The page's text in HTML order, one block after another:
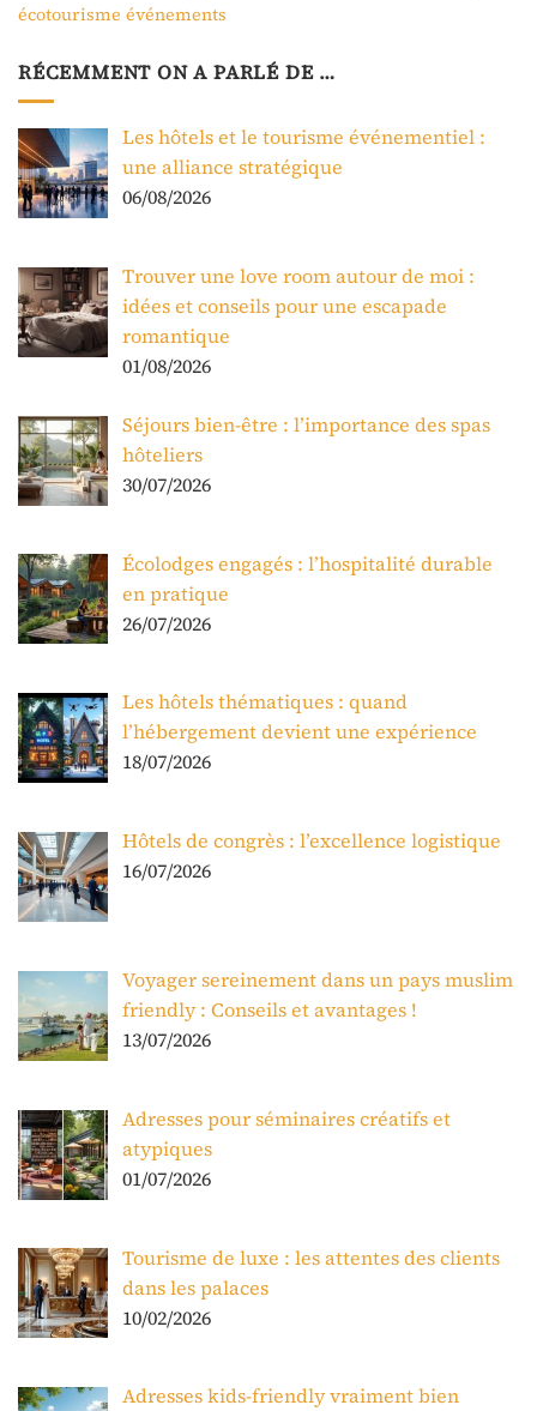
écotourisme événements
RÉCEMMENT ON A PARLÉ DE …
Les hôtels et le tourisme événementiel :
une alliance stratégique
06/08/2026
Trouver une love room autour de moi :
idées et conseils pour une escapade
romantique
01/08/2026
Séjours bien-être : l’importance des spas
hôteliers
30/07/2026
Écolodges engagés : l’hospitalité durable
en pratique
26/07/2026
Les hôtels thématiques : quand
l’hébergement devient une expérience
18/07/2026
Hôtels de congrès : l’excellence logistique
16/07/2026
Voyager sereinement dans un pays muslim
friendly : Conseils et avantages !
13/07/2026
Adresses pour séminaires créatifs et
atypiques
01/07/2026
Tourisme de luxe : les attentes des clients
dans les palaces
10/02/2026
Adresses kids-friendly vraiment bien